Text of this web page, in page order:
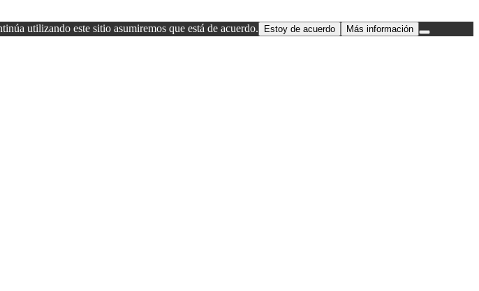
utilizando este sitio asumiremos que está de acuerdo. Estoy de acuerdo Más información